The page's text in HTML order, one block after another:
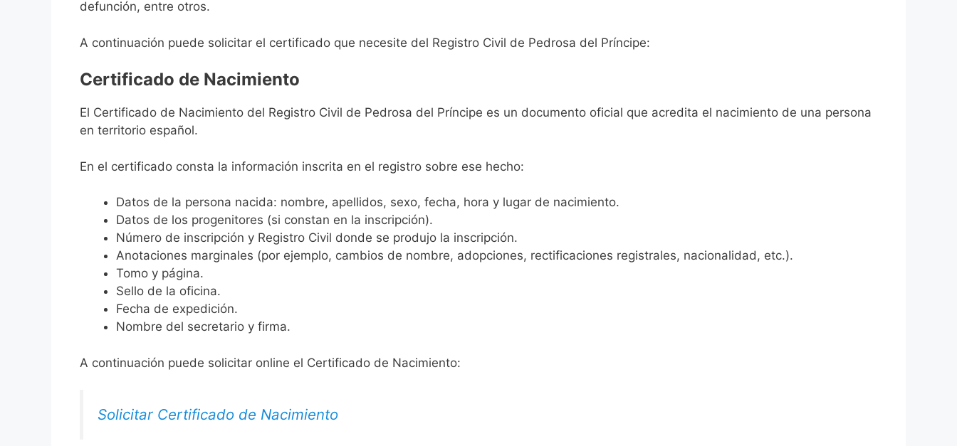
defunción, entre otros.
A continuación puede solicitar el certificado que necesite del Registro Civil de Pedrosa del Príncipe:
Certificado de Nacimiento
El Certificado de Nacimiento del Registro Civil de Pedrosa del Príncipe es un documento oficial que acredita el nacimiento de una persona
en territorio español.
En el certificado consta la información inscrita en el registro sobre ese hecho:
Datos de la persona nacida: nombre, apellidos, sexo, fecha, hora y lugar de nacimiento.
Datos de los progenitores (si constan en la inscripción).
Número de inscripción y Registro Civil donde se produjo la inscripción.
Anotaciones marginales (por ejemplo, cambios de nombre, adopciones, rectificaciones registrales, nacionalidad, etc.).
Tomo y página.
Sello de la oficina.
Fecha de expedición.
Nombre del secretario y firma.
A continuación puede solicitar online el Certificado de Nacimiento:
Solicitar Certificado de Nacimiento